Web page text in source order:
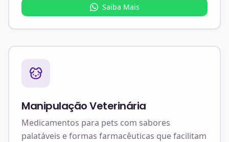
Saiba Mais
Manipulação Veterinária
Medicamentos para pets com sabores
palatáveis e formas farmacêuticas que facilitam